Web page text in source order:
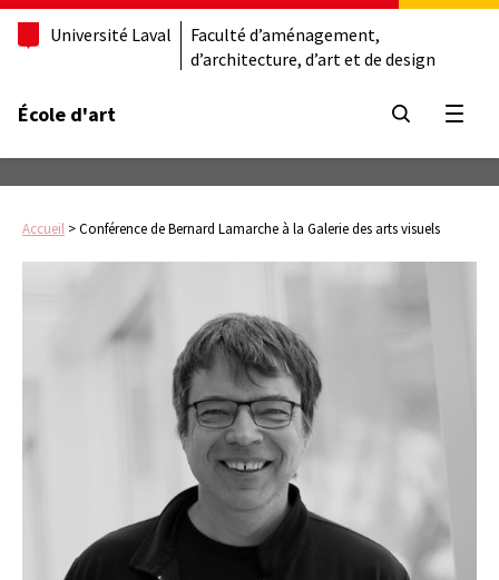
Université Laval
Faculté d’aménagement,
d’architecture, d’art et de design
École d'art
Accueil >Conférence de Bernard Lamarche à la Galerie des arts visuels